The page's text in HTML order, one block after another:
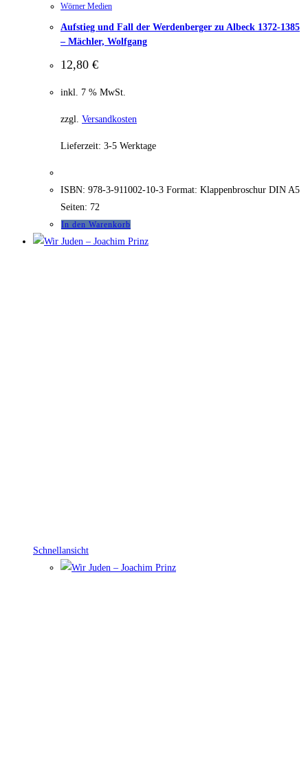
Wörner Medien
Aufstieg und Fall der Werdenberger zu Albeck 1372-1385
– Mächler, Wolfgang
12,80 €
inkl. 7 % MwSt.
zzgl. Versandkosten
Lieferzeit: 3-5 Werktage
ISBN: 978-3-911002-10-3 Format: Klappenbroschur DIN A5
Seiten: 72
In den Warenkorb
Schnellansicht